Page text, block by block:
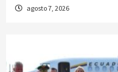
agosto 7, 2026